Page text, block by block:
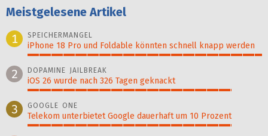
Meistgelesene Artikel
1
SPEICHERMANGEL
iPhone 18 Pro und Foldable könnten schnell knapp werden
2 DOPAMINE JAILBREAK
iOS 26 wurde nach 326 Tagen geknackt
3 GOOGLE ONE
Telekom unterbietet Google dauerhaft um 10 Prozent